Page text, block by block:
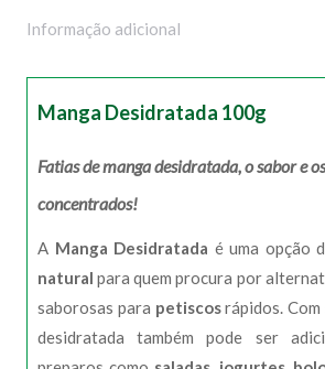
Informação adicional
Manga Desidratada 100g
Fatias de manga desidratada, o sabor e
concentrados!
A Manga Desidratada é uma opção
natural para quem procura por
saborosas para petiscosrápidos.
desidratada também pode ser